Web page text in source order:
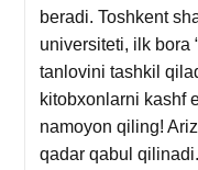
beradi. Toshkent
universiteti, ilk bora
tanlovini tashkil
kitobxonlarni kashf
namoyon qiling!
qadar qabul